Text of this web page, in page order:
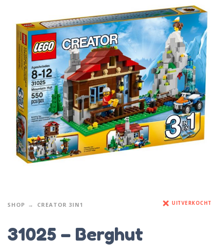
SHOP CREATOR 3IN1 UITVERKOCHT
31025 – Berghut